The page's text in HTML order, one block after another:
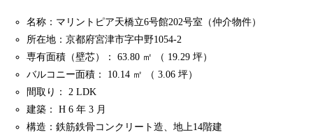
名称：マリントピア天橋立6号館202号室（仲介物件）
所在地：京都府宮津市字中野1054-2
専有面積（壁芯）： 63.80 ㎡ （ 19.29 坪）
バルコニー面積： 10.14 ㎡ （ 3.06 坪）
間取り： 2 LDK
建築： H 6 年 3 月
構造：鉄筋鉄骨コンクリート造、地上14階建